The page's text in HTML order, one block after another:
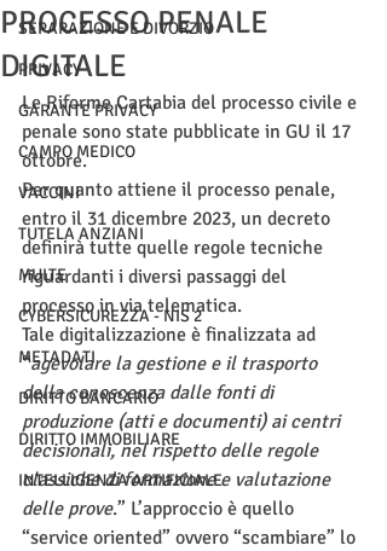
SEPARAZIONE E DIVORZIO
PRIVACY
GARANTE PRIVACY
CAMPO MEDICO
VACCINI
TUTELA ANZIANI
MULTE
CYBERSICUREZZA - NIS 2
METADATI
DIRITTO BANCARIO
DIRITTO IMMOBILIARE
INTELLIGENZA ARTIFICIALE
PROCESSO PENALE
DIGITALE
Le Riforme Cartabia del processo civile e
penale sono state pubblicate in GU il 17
ottobre.
Per quanto attiene il processo penale,
entro il 31 dicembre 2023, un decreto
definirà tutte quelle regole tecniche
riguardanti i diversi passaggi del
processo in via telematica.
Tale digitalizzazione è finalizzata ad
“agevolare la gestione e il trasporto
della conoscenza dalle fonti di
produzione (atti e documenti) ai centri
decisionali, nel rispetto delle regole
classiche di formazione e valutazione
delle prove.” L’approccio è quello
“service oriented” ovvero “scambiare” lo